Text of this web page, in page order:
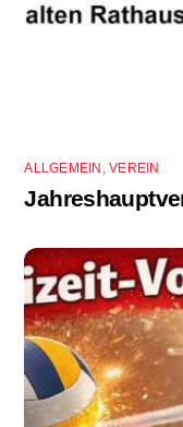
ALLGEMEIN ,VEREIN